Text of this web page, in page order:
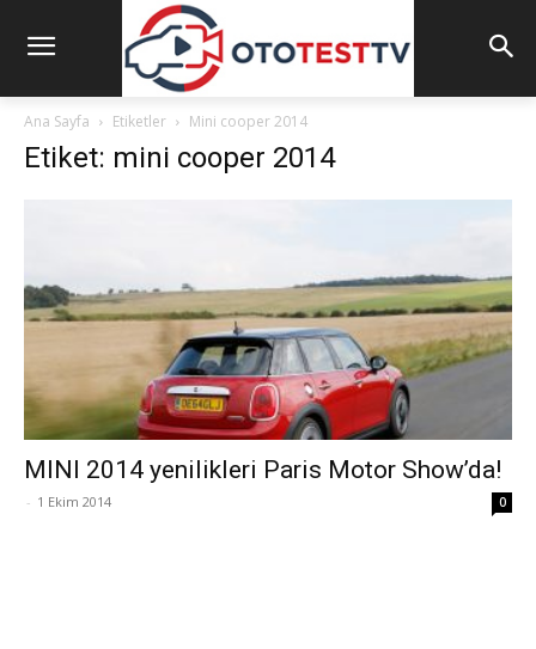
Ana Sayfa Etiketler Mini cooper 2014
Etiket: mini cooper 2014
MINI 2014 yenilikleri Paris Motor Show’da!
- 1 Ekim 2014 0